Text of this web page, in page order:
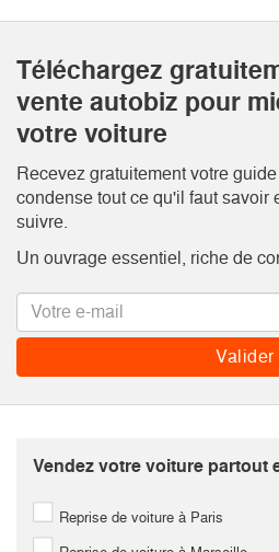
Téléchargez
vente autobiz pour
votre voiture
Recevez gratuitement votre
condense tout ce qu'il faut savoir
suivre.
Un ouvrage essentiel, riche de
Vendez votre voiture partout
Reprise de voiture à Paris